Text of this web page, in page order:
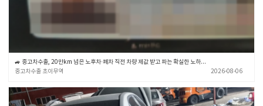
🚙 중고차수출, 20만km 넘은 노후차·폐차 직전 차량 제값 받고 파는 확실한 노하우 💡 (중고차수출 초이무역)
중고차수출 초이무역
2026-08-06